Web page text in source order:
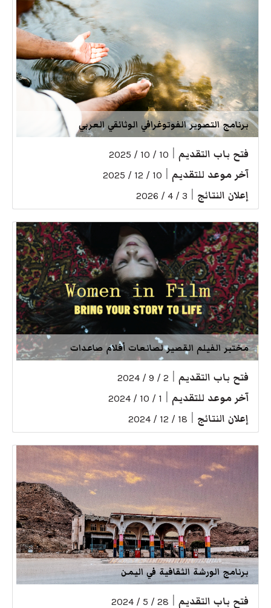
برنامج التصوير الفوتوغرافي الوثائقي العربي
فتح باب التقديم 10 / 10 / 2025
آخر موعد للتقديم 10 / 12 / 2025
إعلان النتائج 3 / 4 / 2026
مختبر الفيلم القصير لصانعات أفلام صاعدات
فتح باب التقديم 2 / 9 / 2024
آخر موعد للتقديم 1 / 10 / 2024
إعلان النتائج 18 / 12 / 2024
برنامج الورشة الثقافية في اليمن
فتح باب التقديم 28 / 5 / 2024